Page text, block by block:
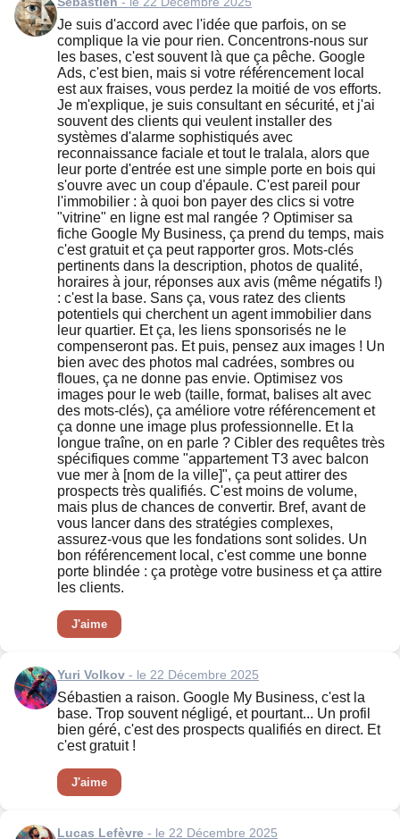
Je suis d'accord avec l'idée que parfois, on se
complique la vie pour rien. Concentrons-nous sur
les bases, c'est souvent là que ça pêche. Google
Ads, c'est bien, mais si votre référencement local
est aux fraises, vous perdez la moitié de vos efforts.
Je m'explique, je suis consultant en sécurité, et j'ai
souvent des clients qui veulent installer des
systèmes d'alarme sophistiqués avec
reconnaissance faciale et tout le tralala, alors que
leur porte d'entrée est une simple porte en bois qui
s'ouvre avec un coup d'épaule. C'est pareil pour
l'immobilier : à quoi bon payer des clics si votre
"vitrine" en ligne est mal rangée ? Optimiser sa
fiche Google My Business, ça prend du temps, mais
c'est gratuit et ça peut rapporter gros. Mots-clés
pertinents dans la description, photos de qualité,
horaires à jour, réponses aux avis (même négatifs !)
: c'est la base. Sans ça, vous ratez des clients
potentiels qui cherchent un agent immobilier dans
leur quartier. Et ça, les liens sponsorisés ne le
compenseront pas. Et puis, pensez aux images ! Un
bien avec des photos mal cadrées, sombres ou
floues, ça ne donne pas envie. Optimisez vos
images pour le web (taille, format, balises alt avec
des mots-clés), ça améliore votre référencement et
ça donne une image plus professionnelle. Et la
longue traîne, on en parle ? Cibler des requêtes très
spécifiques comme "appartement T3 avec balcon
vue mer à [nom de la ville]", ça peut attirer des
prospects très qualifiés. C'est moins de volume,
mais plus de chances de convertir. Bref, avant de
vous lancer dans des stratégies complexes,
assurez-vous que les fondations sont solides. Un
bon référencement local, c'est comme une bonne
porte blindée : ça protège votre business et ça attire
les clients.
J'aime
Yuri Volkov - le 22 Décembre 2025
Sébastien a raison. Google My Business, c'est la
base. Trop souvent négligé, et pourtant... Un profil
bien géré, c'est des prospects qualifiés en direct. Et
c'est gratuit !
J'aime
Lucas Lefèvre - le 22 Décembre 2025